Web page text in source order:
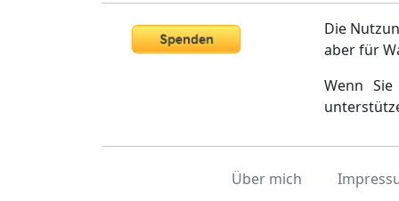
Die
aber für
Wenn
Über mich